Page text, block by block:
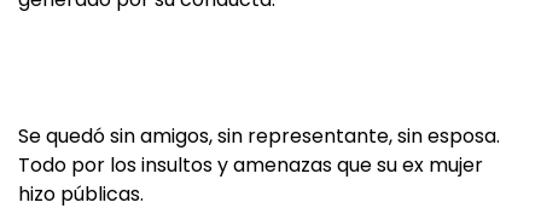
Se quedó sin amigos, sin representante, sin esposa.
Todo por los insultos y amenazas que su ex mujer
hizo públicas.